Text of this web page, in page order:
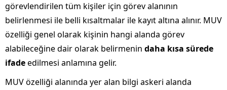
görevlendirilen tüm kişiler için görev alanının
belirlenmesi ile belli kısaltmalar ile kayıt altına alınır. MUV
özelliği genel olarak kişinin hangi alanda görev
alabileceğine dair olarak belirmenin daha kısa sürede
ifadeedilmesi anlamına gelir.
MUV özelliği alanında yer alan bilgi askeri alanda